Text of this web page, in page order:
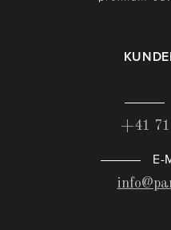
+41 71
E-